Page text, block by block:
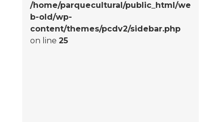
/home/parquecultural/public_html/we
b-old/wp-
content/themes/pcdv2/sidebar.php
on line 25